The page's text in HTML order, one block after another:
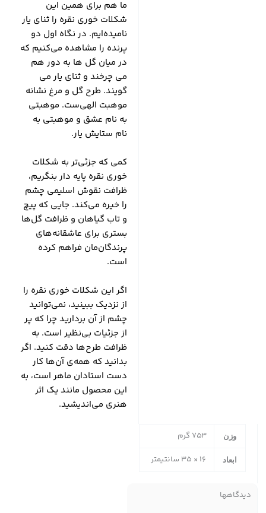
ما هم برای همین این
شکلات خوری نقره را ثنای یار
نامیده‌ایم. در نگاه اول دو
پرنده را مشاهده می‌کنیم که
در میان گل ها به دور هم
می چرخند و ثنای یار می
گویند. طرح گل و مرغ نشانه
موهبت الهی‌ست. موهبتی
به نام عشق و موهبتی به
نام ستایش یار.
کمی که جزئی‌تر به شکلات
خوری نقره پایه دار بنگریم،
ظرافت نقوش اسلیمی چشم
را خیره می‌کند. جایی که پیچ
و تاب گیاهان و ظرافت گل‌ها
بستری برای عاشقانه‌های
پرندگان‌مان فراهم کرده
است.
اگر این شکلات خوری نقره را
از نزدیک ببینید، نمی‌توانید
چشم از آن بردارید چرا که پر
از جزئیات بی‌نظیر است. به
ظرافت طرح‌ها دقت کنید. اگر
بدانید که همه‌ی آن‌ها کار
دست استادان ماهر است، به
این محصول مانند یک اثر
هنری می‌اندیشید.
وزن 753 گرم
ابعاد 16 × 35 سانتیمتر
دیدگاهها